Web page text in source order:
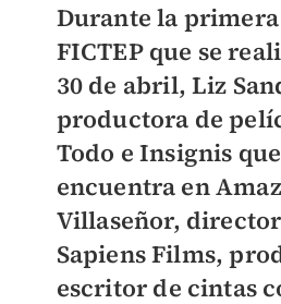
Durante la
FICTEP que se
30 de abril, Liz
productora de
Todo e Insignis
encuentra en
Villaseñor,
Sapiens Films,
escritor de cintas